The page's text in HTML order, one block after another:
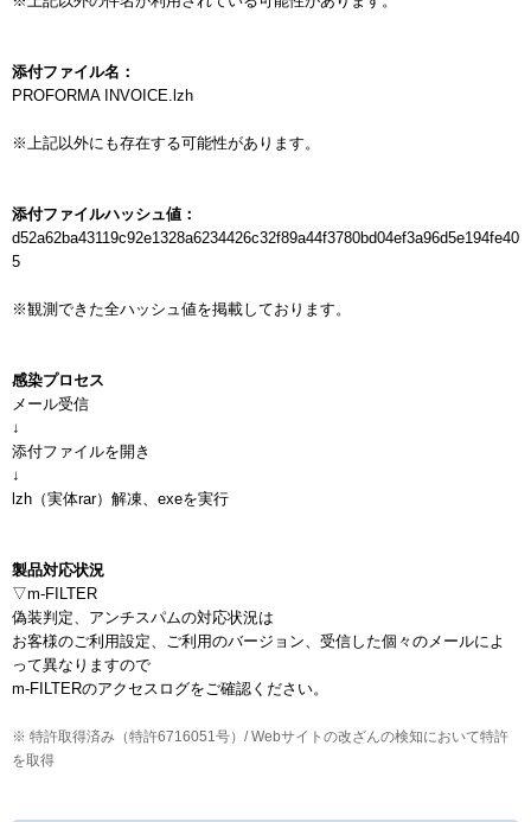
添付ファイル名：
PROFORMA INVOICE.lzh
※上記以外にも存在する可能性があります。
添付ファイルハッシュ値：
d52a62ba43119c92e1328a6234426c32f89a44f3780bd04ef3a96d5e194fe40
5
※観測できた全ハッシュ値を掲載しております。
感染プロセス
メール受信
↓
添付ファイルを開き
↓
lzh（実体rar）解凍、exeを実行
製品対応状況
▽m-FILTER
偽装判定、アンチスパムの対応状況は
お客様のご利用設定、ご利用のバージョン、受信した個々のメールによ
って異なりますので
※ 特許取得済み（特許6716051号）/ Webサイトの改ざんの検知において特許
を取得